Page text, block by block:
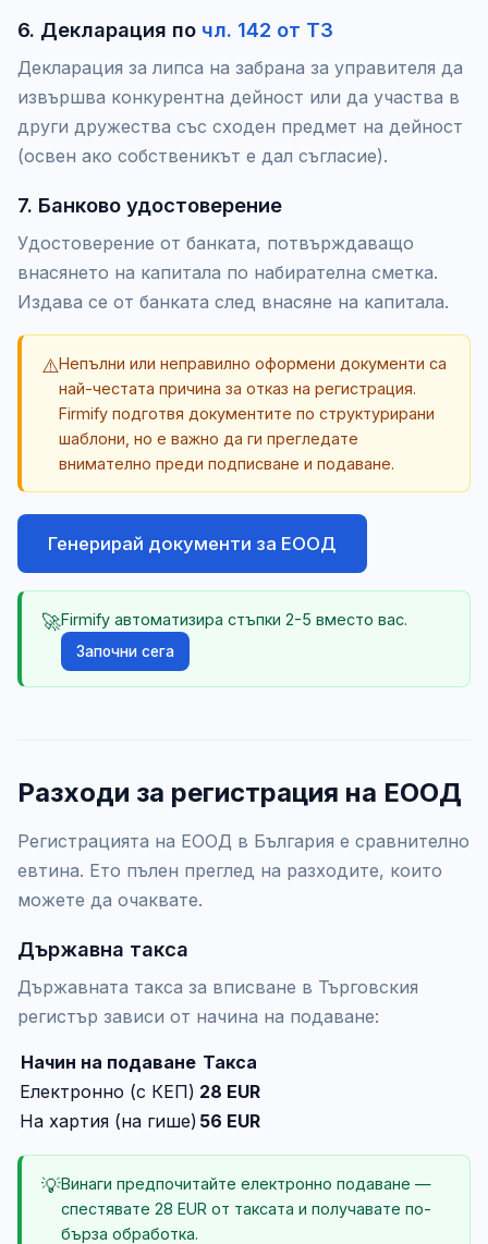
6. Декларация по чл. 142 от ТЗ
Декларация за липса на забрана за управителя да
извършва конкурентна дейност или да участва в
други дружества със сходен предмет на дейност
(освен ако собственикът е дал съгласие).
7. Банково удостоверение
Удостоверение от банката, потвърждаващо
внасянето на капитала по набирателна сметка.
Издава се от банката след внасяне на капитала.
⚠️Непълни или неправилно оформени документи са
най-честата причина за отказ на регистрация.
Firmify подготвя документите по структурирани
шаблони, но е важно да ги прегледате
внимателно преди подписване и подаване.
Генерирай документи за ЕООД
🚀Firmify автоматизира стъпки 2-5 вместо вас.
Започни сега
Разходи за регистрация на ЕООД
Регистрацията на ЕООД в България е сравнително
евтина. Ето пълен преглед на разходите, които
можете да очаквате.
Държавна такса
Държавната такса за вписване в Търговския
регистър зависи от начина на подаване:
Начин на подаване Такса
Електронно (с КЕП) 28 EUR
На хартия (на гише) 56 EUR
💡Винаги предпочитайте електронно подаване —
спестявате 28 EUR от таксата и получавате по-
бърза обработка.